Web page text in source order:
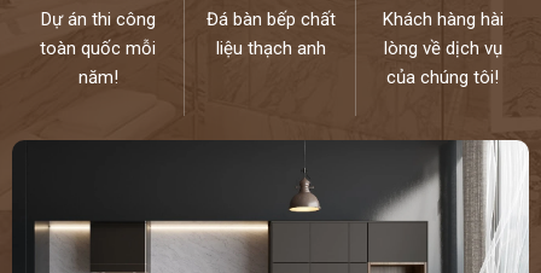
Dự án thi công
toàn quốc mỗi
năm!
Đá bàn bếp chất
liệu thạch anh
Khách hàng hài
lòng về dịch vụ
của chúng tôi!